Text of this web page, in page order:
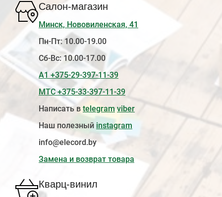
Салон-магазин
Минск, Нововиленская, 41
Пн-Пт: 10.00-19.00
Сб-Вс: 10.00-17.00
А1 +375-29-397-11-39
МТС +375-33-397-11-39
Написать в telegram viber
Наш полезный instagram
info@elecord.by
Замена и возврат товара
Кварц-винил